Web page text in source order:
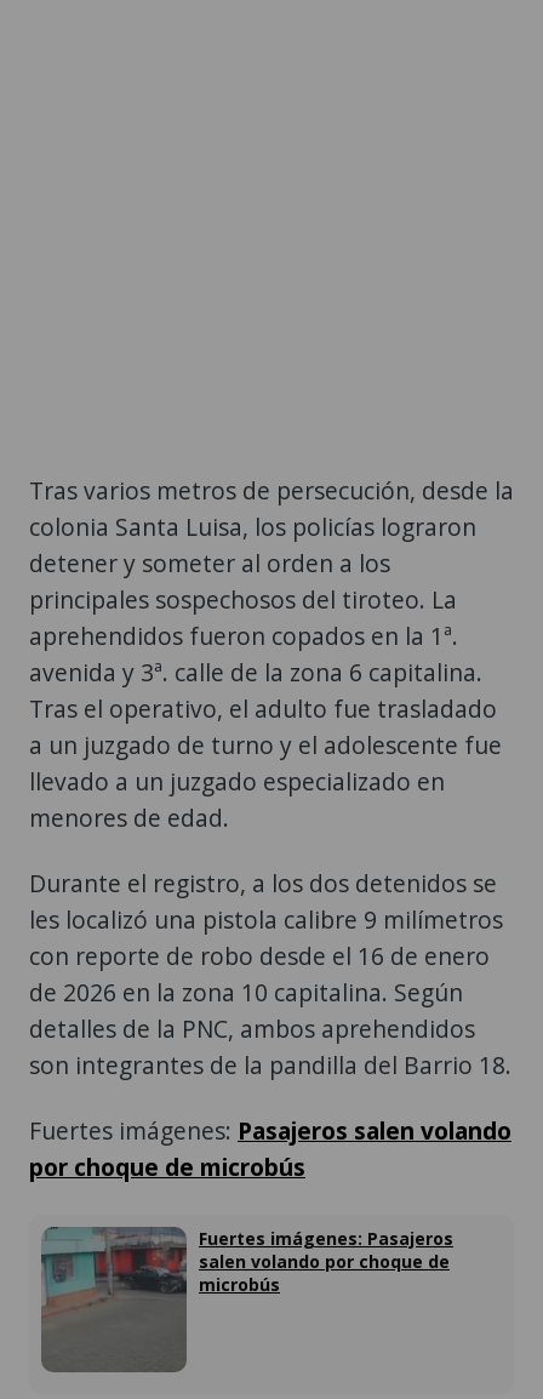
Tras varios metros de persecución, desde la
colonia Santa Luisa, los policías lograron
detener y someter al orden a los
principales sospechosos del tiroteo. La
aprehendidos fueron copados en la 1ª.
avenida y 3ª. calle de la zona 6 capitalina.
Tras el operativo, el adulto fue trasladado
a un juzgado de turno y el adolescente fue
llevado a un juzgado especializado en
menores de edad.
Durante el registro, a los dos detenidos se
les localizó una pistola calibre 9 milímetros
con reporte de robo desde el 16 de enero
de 2026 en la zona 10 capitalina. Según
detalles de la PNC, ambos aprehendidos
son integrantes de la pandilla del Barrio 18.
Fuertes imágenes: Pasajeros salen volando
por choque de microbús
Fuertes imágenes: Pasajeros
salen volando por choque de
microbús